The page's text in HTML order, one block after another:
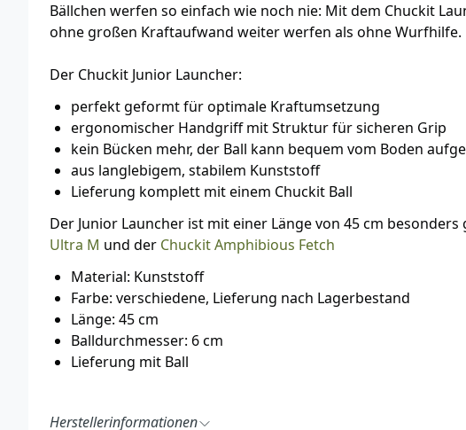
Bällchen werfen so einfach wie noch nie: Mit dem Chuckit
ohne großen Kraftaufwand weiter werfen als ohne Wurfhilfe.
Der Chuckit Junior Launcher:
perfekt geformt für optimale Kraftumsetzung
ergonomischer Handgriff mit Struktur für sicheren Grip
kein Bücken mehr, der Ball kann bequem vom Boden
aus langlebigem, stabilem Kunststoff
Lieferung komplett mit einem Chuckit Ball
Der Junior Launcher ist mit einer Länge von 45 cm
Ultra M und der Chuckit Amphibious Fetch
Material: Kunststoff
Farbe: verschiedene, Lieferung nach Lagerbestand
Länge: 45 cm
Balldurchmesser: 6 cm
Lieferung mit Ball
Herstellerinformationen